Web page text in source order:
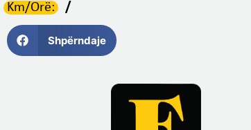
Km/Orë:
/
Shpërndaje